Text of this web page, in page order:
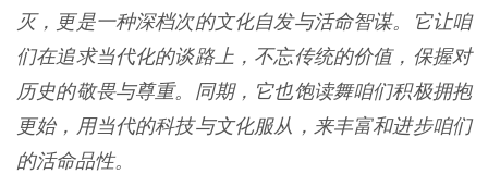
灭，更是一种深档次的文化自发与活命智谋。它让咱
们在追求当代化的谈路上，不忘传统的价值，保握对
历史的敬畏与尊重。同期，它也饱读舞咱们积极拥抱
更始，用当代的科技与文化服从，来丰富和进步咱们
的活命品性。